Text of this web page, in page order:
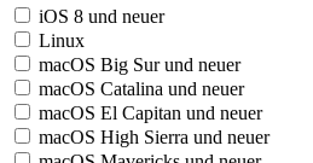
iOS 8 und neuer
Linux
macOS Big Sur und neuer
macOS Catalina und neuer
macOS El Capitan und neuer
macOS High Sierra und neuer